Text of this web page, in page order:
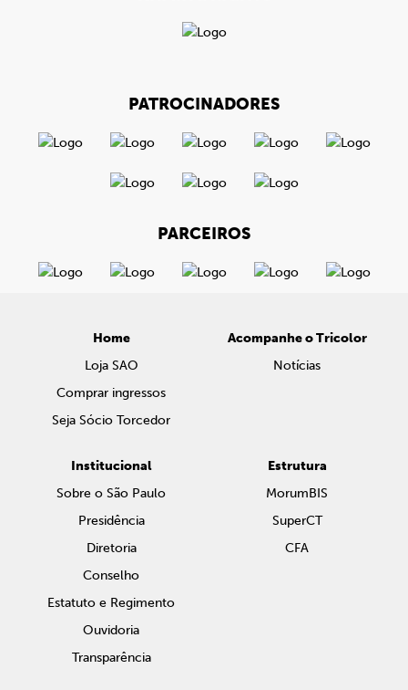
PATROCINADORES
PARCEIROS
Home
Loja SAO
Comprar ingressos
Seja Sócio Torcedor
Acompanhe o Tricolor
Notícias
Institucional
Sobre o São Paulo
Presidência
Diretoria
Conselho
Estatuto e Regimento
Ouvidoria
Transparência
Estrutura
MorumBIS
SuperCT
CFA